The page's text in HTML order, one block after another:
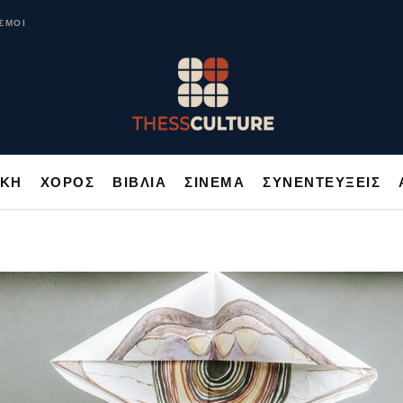
ΧΟΡΟΣ ΒΙΒΛΙΑ ΣΙΝΕΜΑ ΣΥΝΕΝΤΕΥΞΕΙΣ